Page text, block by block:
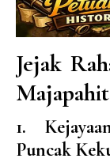
Jejak
Majapahit
1.
Puncak